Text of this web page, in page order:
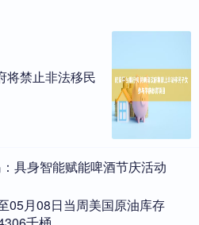
24
日前披露了2025年三季度
将禁止非法移民
具身智能赋能啤酒节庆活动
05月08日当周美国原油库存